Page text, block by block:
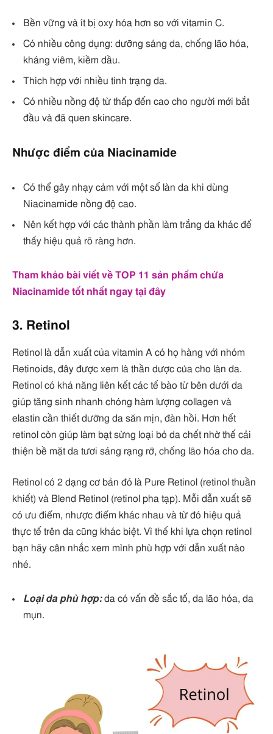
Bền vững và ít bị oxy hóa hơn so với vitamin C.
Có nhiều công dụng: dưỡng sáng da, chống lão hóa,
kháng viêm, kiềm dầu.
Thích hợp với nhiều tình trạng da.
Có nhiều nồng độ từ thấp đến cao cho người mới bắt
đầu và đã quen skincare.
Nhược điểm của Niacinamide
Có thể gây nhạy cảm với một số làn da khi dùng
Niacinamide nồng độ cao.
Nên kết hợp với các thành phần làm trắng da khác để
thấy hiệu quả rõ ràng hơn.
Tham khảo bài viết về TOP 11 sản phẩm chứa
Niacinamide tốt nhất ngay tại đây
3. Retinol
Retinol là dẫn xuất của vitamin A có họ hàng với nhóm
Retinoids, đây được xem là thần dược của cho làn da.
Retinol có khả năng liên kết các tế bào từ bên dưới da
giúp tăng sinh nhanh chóng hàm lượng collagen và
elastin cần thiết dưỡng da săn mịn, đàn hồi. Hơn hết
retinol còn giúp làm bạt sừng loại bỏ da chết nhờ thế cải
thiện bề mặt da tươi sáng rạng rỡ, chống lão hóa cho da.
Retinol có 2 dạng cơ bản đó là Pure Retinol (retinol thuần
khiết) và Blend Retinol (retinol pha tạp). Mỗi dẫn xuất sẽ
có ưu điểm, nhược điểm khác nhau và từ đó hiệu quả
thực tế trên da cũng khác biệt. Vì thế khi lựa chọn retinol
bạn hãy cân nhắc xem mình phù hợp với dẫn xuất nào
nhé.
Loại da phù hợp:da có vấn đề sắc tố, da lão hóa, da
mụn.